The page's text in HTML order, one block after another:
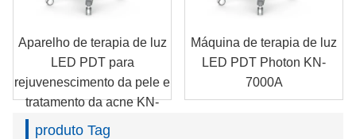
Aparelho de terapia de luz
LED PDT para
rejuvenescimento da pele e
tratamento da acne KN-
Máquina de terapia de luz
LED PDT Photon KN-
7000A
produto Tag